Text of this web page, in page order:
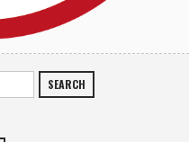
SEARCH